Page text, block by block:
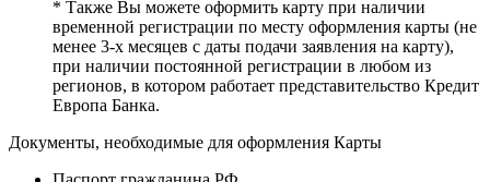
* Также Вы можете оформить карту при наличии
временной регистрации по месту оформления карты (не
менее 3-х месяцев с даты подачи заявления на карту),
при наличии постоянной регистрации в любом из
регионов, в котором работает представительство Кредит
Европа Банка.
Документы, необходимые для оформления Карты